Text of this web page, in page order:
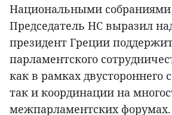
Национальными
Председатель НС выразил
президент Греции
парламентского
как в рамках двустороннего
так и координации на
межпарламентских форумах.